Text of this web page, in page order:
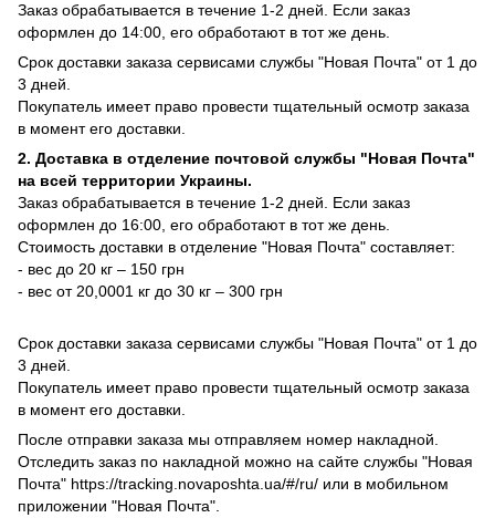
Заказ обрабатывается в течение 1-2 дней. Если заказ
оформлен до 14:00, его обработают в тот же день.
Срок доставки заказа сервисами службы "Новая Почта" от 1 до
3 дней.
Покупатель имеет право провести тщательный осмотр заказа
в момент его доставки.
2. Доставка в отделение почтовой службы "Новая Почта"
на всей территории Украины.
Заказ обрабатывается в течение 1-2 дней. Если заказ
оформлен до 16:00, его обработают в тот же день.
Стоимость доставки в отделение "Новая Почта" составляет:
- вес до 20 кг – 150 грн
- вес от 20,0001 кг до 30 кг – 300 грн
Срок доставки заказа сервисами службы "Новая Почта" от 1 до
3 дней.
Покупатель имеет право провести тщательный осмотр заказа
в момент его доставки.
После отправки заказа мы отправляем номер накладной.
Отследить заказ по накладной можно на сайте службы "Новая
Почта" https://tracking.novaposhta.ua/#/ru/ или в мобильном
приложении "Новая Почта".